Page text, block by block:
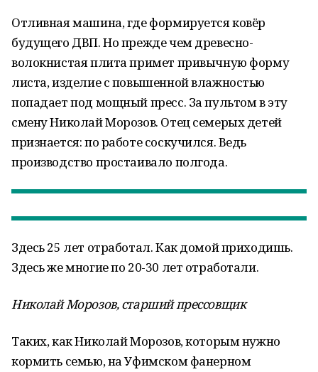
Отливная машина, где формируется ковёр
будущего ДВП. Но прежде чем древесно-
волокнистая плита примет привычную форму
листа, изделие с повышенной влажностью
попадает под мощный пресс. За пультом в эту
смену Николай Морозов. Отец семерых детей
признается: по работе соскучился. Ведь
производство простаивало полгода.
Здесь 25 лет отработал. Как домой приходишь.
Здесь же многие по 20-30 лет отработали.
Николай Морозов, старший прессовщик
Таких, как Николай Морозов, которым нужно
кормить семью, на Уфимском фанерном